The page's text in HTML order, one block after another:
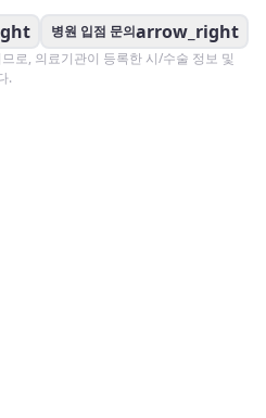
병원 입점 문의arrow_right
로, 의료기관이 등록한 시/수술 정보 및
.